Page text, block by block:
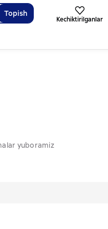
Topish
Kechiktirilganlar
yuboramiz